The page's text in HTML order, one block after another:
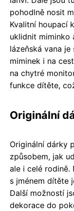
pohodlně nosit
Kvalitní houpací
uklidnit miminko
lázeňská vana
miminek i na
na chytré
funkce dítěte,
Originální
Originální dárky
způsobem, jak
ale i celé rodině.
s jménem dítěte
Další možností
dekorace do